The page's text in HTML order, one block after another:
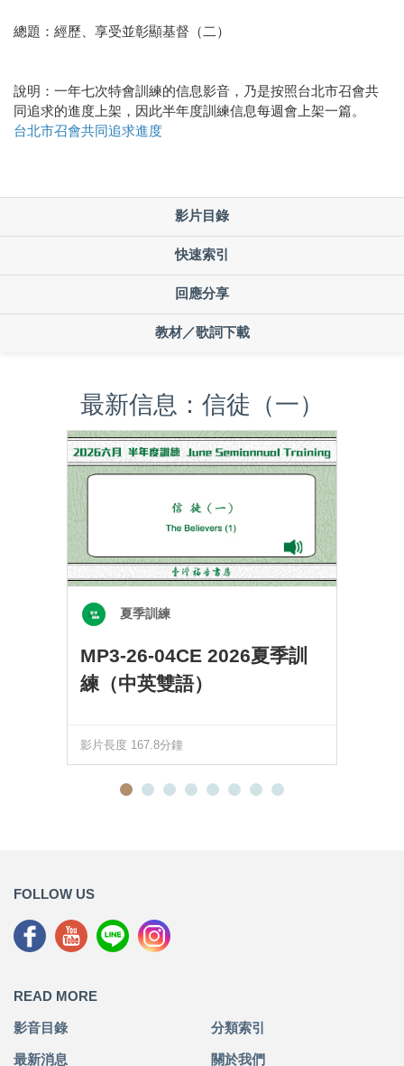
總題：經歷、享受並彰顯基督（二）
說明：一年七次特會訓練的信息影音，乃是按照台北市召會共
同追求的進度上架，因此半年度訓練信息每週會上架一篇。
台北市召會共同追求進度
影片目錄
快速索引
回應分享
教材／歌詞下載
最新信息：信徒（一）
夏季訓練
MP3-26-04CE 2026夏季訓
練（中英雙語）
影片長度 167.8分鐘
FOLLOW US
READ MORE
影音目錄 分類索引
最新消息 關於我們